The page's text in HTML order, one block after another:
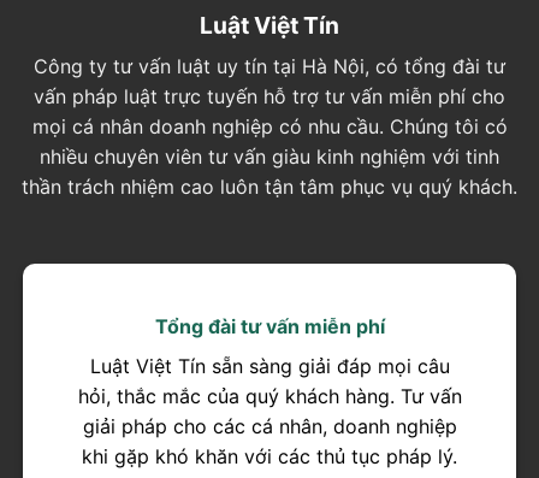
Luật Việt Tín
Công ty tư vấn luật uy tín tại Hà Nội, có tổng đài tư
vấn pháp luật trực tuyến hỗ trợ tư vấn miễn phí cho
mọi cá nhân doanh nghiệp có nhu cầu. Chúng tôi có
nhiều chuyên viên tư vấn giàu kinh nghiệm với tinh
thần trách nhiệm cao luôn tận tâm phục vụ quý khách.
Tổng đài tư vấn miễn phí
Luật Việt Tín sẵn sàng giải đáp mọi câu
hỏi, thắc mắc của quý khách hàng. Tư vấn
giải pháp cho các cá nhân, doanh nghiệp
khi gặp khó khăn với các thủ tục pháp lý.